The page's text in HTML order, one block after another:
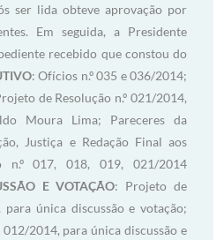
ser lida obteve aprovação por
Em seguida, a Presidente
recebido que constou do
: Ofícios n.º 035 e 036/2014;
de Resolução n.º 021/2014,
Moura Lima; Pareceres da
Justiça e Redação Final aos
n.º 017, 018, 019, 021/2014
E VOTAÇÃO: Projeto de
para única discussão e votação;
012/2014, para única discussão e